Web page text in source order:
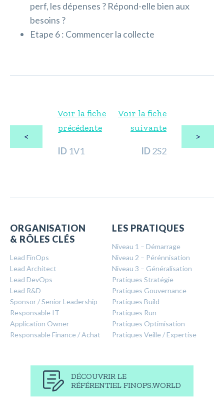
perf, les dépenses ? Répond-elle bien aux
besoins ?
Etape 6 : Commencer la collecte
<
Voir la fiche
précédente
ID 1V1
Voir la fiche
suivante
ID 2S2
>
DÉCOUVRIR LE
RÉFÉRENTIEL FINOPS.WORLD
ORGANISATION
& RÔLES CLÉS
Lead FinOps
Lead Architect
Lead DevOps
Lead R&D
Sponsor / Senior Leadership
Responsable IT
Application Owner
Responsable Finance / Achat
LES PRATIQUES
Niveau 1 – Démarrage
Niveau 2 – Pérénnisation
Niveau 3 – Généralisation
Pratiques Stratégie
Pratiques Gouvernance
Pratiques Build
Pratiques Run
Pratiques Optimisation
Pratiques Veille / Expertise